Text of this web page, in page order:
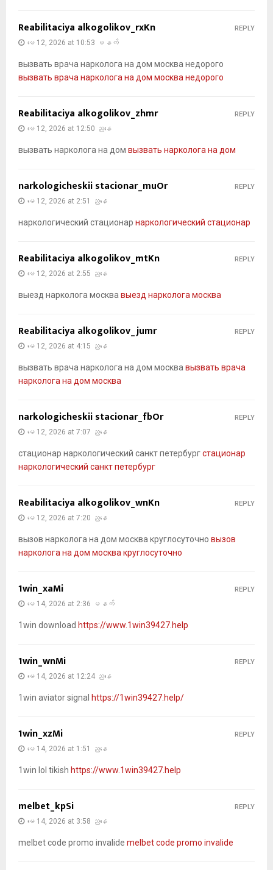
Reabilitaciya alkogolikov_rxKn
မေ 12, 2026 at 10:53 မနက်
вызвать врача нарколога на дом москва недорого
вызвать врача нарколога на дом москва недорого
REPLY
Reabilitaciya alkogolikov_zhmr
မေ 12, 2026 at 12:50 ညနေ
вызвать нарколога на дом вызвать нарколога на дом
REPLY
narkologicheskii stacionar_muOr
မေ 12, 2026 at 2:51 ညနေ
наркологический стационар наркологический стационар
REPLY
Reabilitaciya alkogolikov_mtKn
မေ 12, 2026 at 2:55 ညနေ
выезд нарколога москвавыезд нарколога москва
REPLY
Reabilitaciya alkogolikov_jumr
မေ 12, 2026 at 4:15 ညနေ
вызвать врача нарколога на дом москвавызвать врача
нарколога на дом москва
REPLY
narkologicheskii stacionar_fbOr
မေ 12, 2026 at 7:07 ညနေ
стационар наркологический санкт петербургстационар
наркологический санкт петербург
REPLY
Reabilitaciya alkogolikov_wnKn
မေ 12, 2026 at 7:20 ညနေ
вызов нарколога на дом москва круглосуточно вызов
нарколога на дом москва круглосуточно
REPLY
1win_xaMi
မေ 14, 2026 at 2:36 မနက်
1win download https://www.1win39427.help
REPLY
1win_wnMi
မေ 14, 2026 at 12:24 ညနေ
1win aviator signal https://1win39427.help/
REPLY
1win_xzMi
မေ 14, 2026 at 1:51 ညနေ
1win lol tikish https://www.1win39427.help
REPLY
melbet_kpSi
မေ 14, 2026 at 3:58 ညနေ
melbet code promo invalide melbet code promo invalide
REPLY